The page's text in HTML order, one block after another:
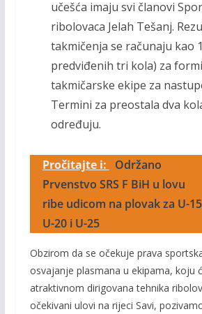
učešća imaju svi članovi
ribolovaca Jelah Tešanj.
takmičenja se računaju kao
predviđenih tri kola) za
takmičarske ekipe za
Termini za preostala dva
određuju.
Pročitajte i:
Održano
Prvenstvo SRS F BiH u lovu
ribe udicom na plovak za U-
U-20 i U-25
Obzirom da se očekuje prava
osvajanje plasmana u ekipama, koju
atraktivnom dirigovana tehnika
očekivani ulovi na rijeci Savi,